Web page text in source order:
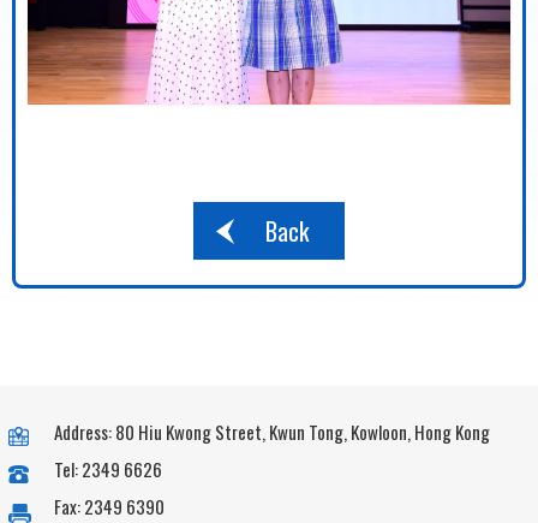
Back
Address: 80 Hiu Kwong Street, Kwun Tong, Kowloon, Hong Kong
Tel: 2349 6626
Fax: 2349 6390